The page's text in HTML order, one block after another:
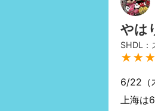
やは
SHDL：
★★★
6/22（
上海は